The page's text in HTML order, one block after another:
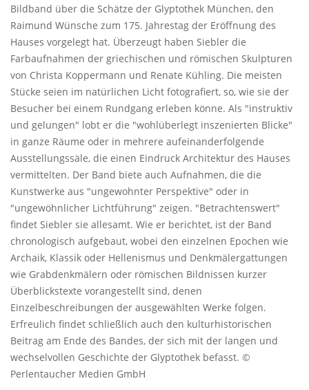
Bildband über die Schätze der Glyptothek München, den
Raimund Wünsche zum 175. Jahrestag der Eröffnung des
Hauses vorgelegt hat. Überzeugt haben Siebler die
Farbaufnahmen der griechischen und römischen Skulpturen
von Christa Koppermann und Renate Kühling. Die meisten
Stücke seien im natürlichen Licht fotografiert, so, wie sie der
Besucher bei einem Rundgang erleben könne. Als "instruktiv
und gelungen" lobt er die "wohlüberlegt inszenierten Blicke"
in ganze Räume oder in mehrere aufeinanderfolgende
Ausstellungssäle, die einen Eindruck Architektur des Hauses
vermittelten. Der Band biete auch Aufnahmen, die die
Kunstwerke aus "ungewohnter Perspektive" oder in
"ungewöhnlicher Lichtführung" zeigen. "Betrachtenswert"
findet Siebler sie allesamt. Wie er berichtet, ist der Band
chronologisch aufgebaut, wobei den einzelnen Epochen wie
Archaik, Klassik oder Hellenismus und Denkmälergattungen
wie Grabdenkmälern oder römischen Bildnissen kurzer
Überblickstexte vorangestellt sind, denen
Einzelbeschreibungen der ausgewählten Werke folgen.
Erfreulich findet schließlich auch den kulturhistorischen
Beitrag am Ende des Bandes, der sich mit der langen und
wechselvollen Geschichte der Glyptothek befasst. ©
Perlentaucher Medien GmbH